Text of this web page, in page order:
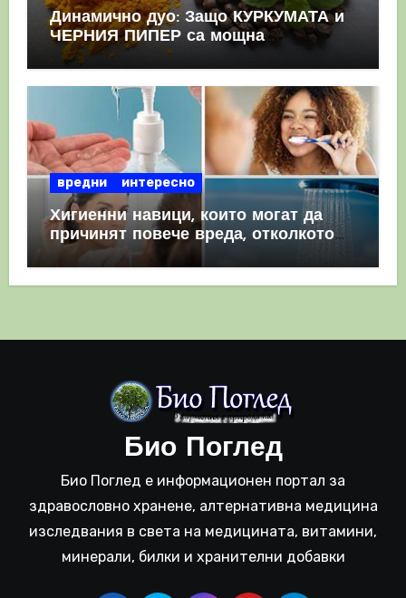
Динамично дуо: Защо КУРКУМАТА и
ЧЕРНИЯ ПИПЕР са мощна
комбинация
вредни интересно
Хигиенни навици, които могат да
причинят повече вреда, отколкото
полза
Био Поглед
Био Поглед е информационен портал за
здравословно хранене, алтернативна медицина
изследвания в света на медицината, витамини,
минерали, билки и хранителни добавки